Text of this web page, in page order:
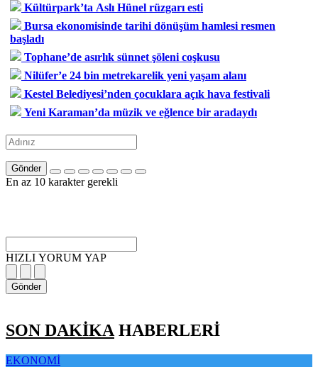
Kültürpark’ta Aslı Hünel rüzgarı esti
Bursa ekonomisinde tarihi dönüşüm hamlesi resmen
başladı
Tophane’de asırlık sünnet şöleni coşkusu
Nilüfer’e 24 bin metrekarelik yeni yaşam alanı
Kestel Belediyesi’nden çocuklara açık hava festivali
Yeni Karaman’da müzik ve eğlence bir aradaydı
Gönder
En az 10 karakter gerekli
HIZLI YORUM YAP
Gönder
SON DAKİKA HABERLERİ
EKONOMİ